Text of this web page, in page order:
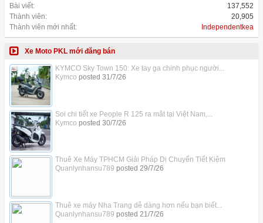
Bài viết:
137,552
Thành viên:
20,905
Thành viên mới nhất:
Independentkea
Xe Moto PKL mới đăng bán
KYMCO Sky Town 150: Xe tay ga chinh phục người...
Kymco posted 31/7/26
Soi chi tiết xe People R 125 ra mắt tại Việt Nam,...
Kymco posted 30/7/26
Thuê Xe Máy TPHCM Giải Pháp Di Chuyển Tiết Kiệm
Quanlynhansu789 posted 29/7/26
Thuê xe máy Nha Trang dễ dàng hơn nếu bạn biết...
Quanlynhansu789 posted 21/7/26